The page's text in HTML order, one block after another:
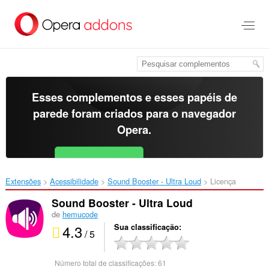
para
Esses complementos e esses papéis de
parede foram criados para o navegador
Opera.
Baixar o Opera Free for Android
Extensões Acessibilidade Sound Booster - Ultra Loud‎ Licença
Sound Booster - Ultra Loud
de hemucode
4.3 / 5 Sua classificação
Número total de classificações:61